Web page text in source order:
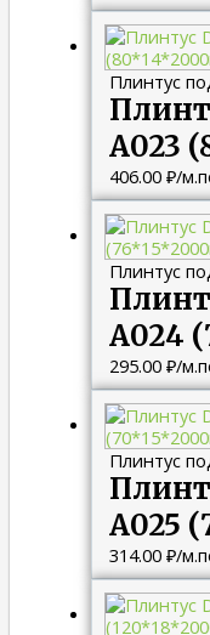
Плинтус
A023
406.00 ₽/
Плинтус
A024
295.00 ₽/
Плинтус
A025
314.00 ₽/